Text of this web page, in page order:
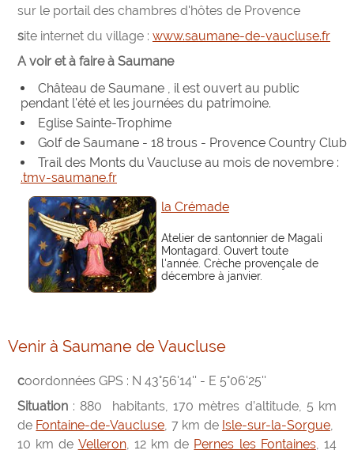
sur le portail des chambres d'hôtes de Provence
site internet du village : www.saumane-de-vaucluse.fr
A voir et à faire à Saumane
Château de Saumane , il est ouvert au public
pendant l'été et les journées du patrimoine.
Eglise Sainte-Trophime
Golf de Saumane - 18 trous - Provence Country Club
Trail des Monts du Vaucluse au mois de novembre :
.tmv-saumane.fr
la Crémade
Atelier de santonnier de Magali
Montagard. Ouvert toute
l'année. Crèche provençale de
décembre à janvier.
Venir à Saumane de Vaucluse
coordonnées GPS : N 43°56'14'' - E 5°06'25''
Situation : 880 habitants, 170 mètres d’altitude, 5 km
de Fontaine-de-Vaucluse , 7 km de Isle-sur-la-Sorgue
10 km de Velleron, 12 km de Pernes les Fontaines, 14